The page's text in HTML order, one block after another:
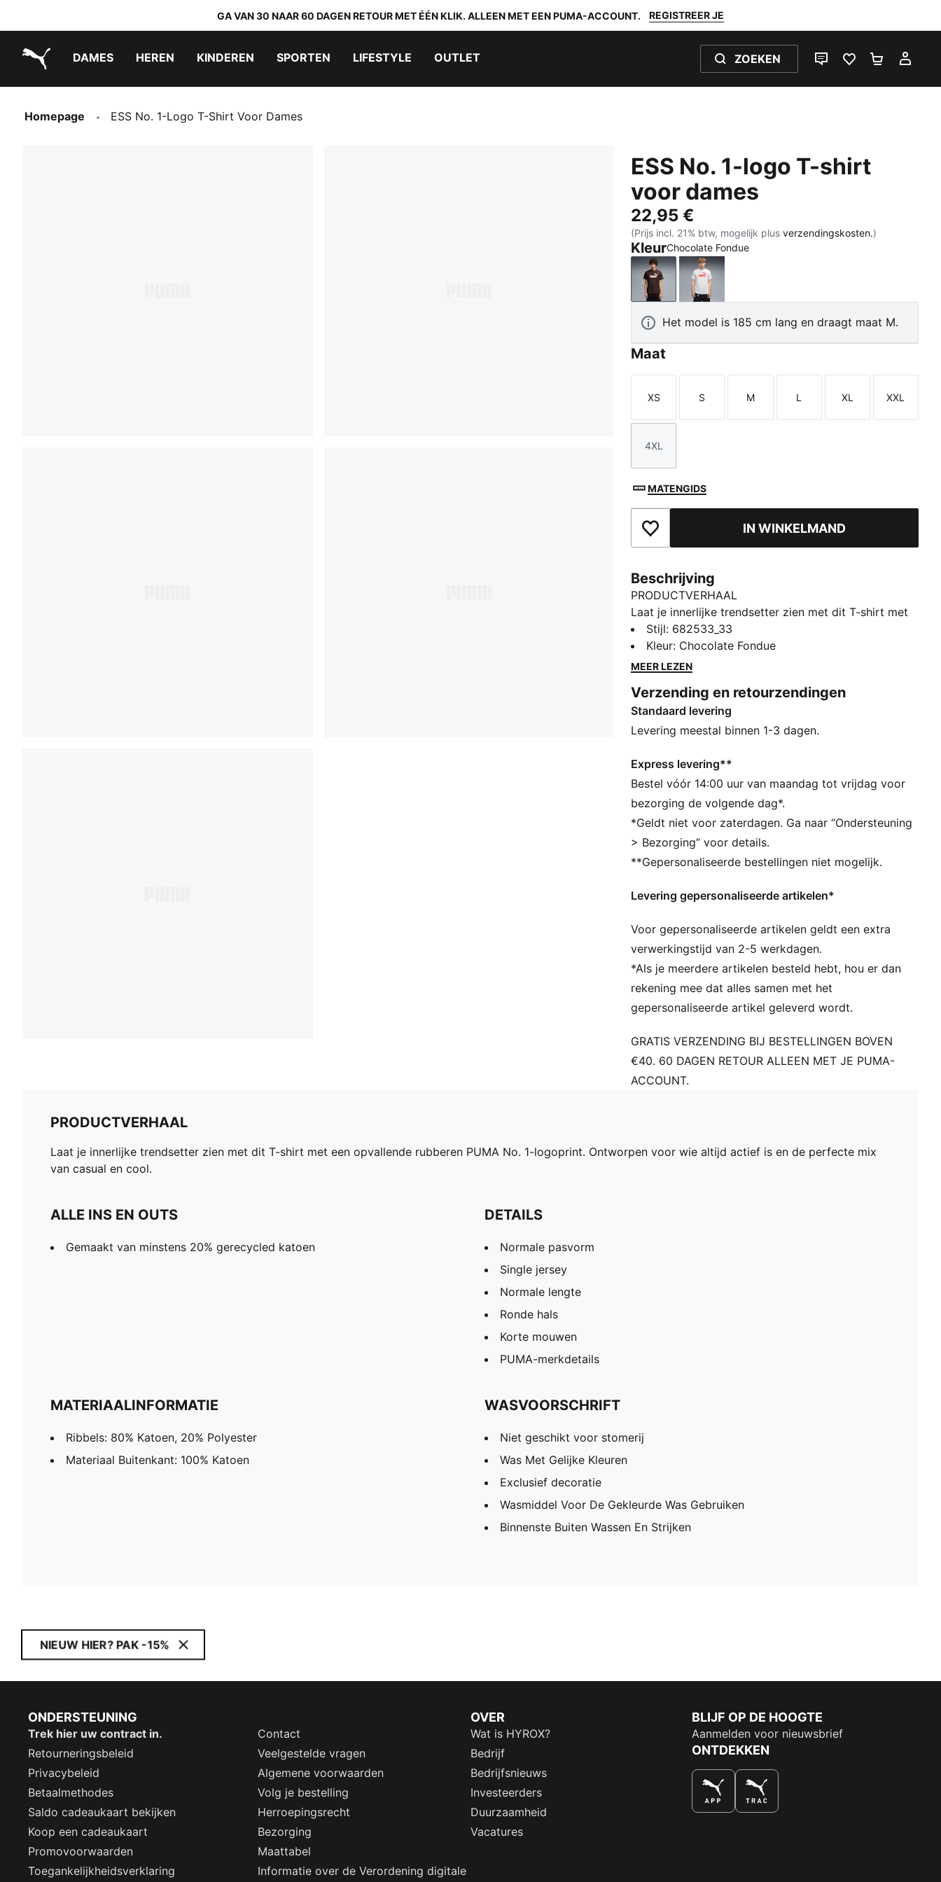
GA VAN 30 NAAR 60 DAGEN RETOUR MET ÉÉN KLIK. ALLEEN MET EEN PUMA-ACCOUNT. REGISTREER JE
DAMES HEREN KINDEREN SPORTEN LIFESTYLE OUTLET ZOEKEN
LIVE CHATFAVORIETEN 0
Homepage ESS No. 1-Logo T-Shirt Voor Dames
ESS No. 1-logo T-shirt
voor dames
22,95 €
(Prijs incl. 21% btw, mogelijk plusverzendingskosten.)
KleurChocolate Fondue
Chocolate FondueWhite Glow Heather
Het model is 185 cm lang en draagt maat M.
Maat
Maat
XS
Maat
S
Maat
M
Maat
L
Maat
XL
Maat
XXL
Maat
4XL
MATENGIDS
Toegevoegd aan favorietenIN WINKELMAND
Beschrijving
PRODUCTVERHAAL
Laat je innerlijke trendsetter zien met dit T-shirt met
een opvallende rubberen PUMA No. 1-logoprint.
Ontworpen voor wie altijd actief is en de perfecte
mix van casual en cool.
Gemaakt van minstens 20% gerecycled katoen
DETAILS
Normale pasvorm
Normale lengte
Ronde hals
Korte mouwen
PUMA-merkdetails
Stijl: 682533_33
Kleur: Chocolate Fondue
MEER LEZEN
Verzending en retourzendingen
Standaard levering
Levering meestal binnen 1-3 dagen.
Express levering**
Bestel vóór 14:00 uur van maandag tot vrijdag voor
bezorging de volgende dag*.
*Geldt niet voor zaterdagen. Ga naar “Ondersteuning
> Bezorging” voor details.
**Gepersonaliseerde bestellingen niet mogelijk.
Levering gepersonaliseerde artikelen*
Voor gepersonaliseerde artikelen geldt een extra
verwerkingstijd van 2-5 werkdagen.
*Als je meerdere artikelen besteld hebt, hou er dan
rekening mee dat alles samen met het
gepersonaliseerde artikel geleverd wordt.
GRATIS VERZENDING BIJ BESTELLINGEN BOVEN
€40. 60 DAGEN RETOUR ALLEEN MET JE PUMA-
ACCOUNT.
PRODUCTVERHAAL
Laat je innerlijke trendsetter zien met dit T-shirt met een opvallende rubberen PUMA No. 1-logoprint. Ontworpen voor wie altijd actief is en de perfecte mix
van casual en cool.
ALLE INS EN OUTS
Gemaakt van minstens 20% gerecycled katoen
DETAILS
Normale pasvorm
Single jersey
Normale lengte
Ronde hals
Korte mouwen
PUMA-merkdetails
MATERIAALINFORMATIE
Ribbels: 80% Katoen, 20% Polyester
Materiaal Buitenkant: 100% Katoen
WASVOORSCHRIFT
Niet geschikt voor stomerij
Was Met Gelijke Kleuren
Exclusief decoratie
Wasmiddel Voor De Gekleurde Was Gebruiken
Binnenste Buiten Wassen En Strijken
NIEUW HIER? PAK -15%
ONDERSTEUNING
Trek hier uw contract in.
Contact
Retourneringsbeleid
Veelgestelde vragen
Privacybeleid
Algemene voorwaarden
Betaalmethodes
Volg je bestelling
Saldo cadeaukaart bekijken
Herroepingsrecht
Koop een cadeaukaart
Bezorging
Promovoorwaarden
Maattabel
Toegankelijkheidsverklaring
Informatie over de Verordening digitale
OVER
Wat is HYROX?
Bedrijf
Bedrijfsnieuws
Investeerders
Duurzaamheid
Vacatures
BLIJF OP DE HOOGTE
Aanmelden voor nieuwsbrief
ONTDEKKEN